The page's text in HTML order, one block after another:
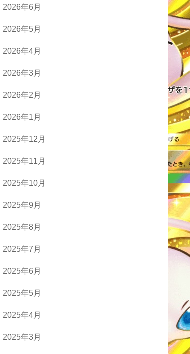
2026年6月
2026年5月
2026年4月
2026年3月
2026年2月
2026年1月
2025年12月
2025年11月
2025年10月
2025年9月
2025年8月
2025年7月
2025年6月
2025年5月
2025年4月
2025年3月